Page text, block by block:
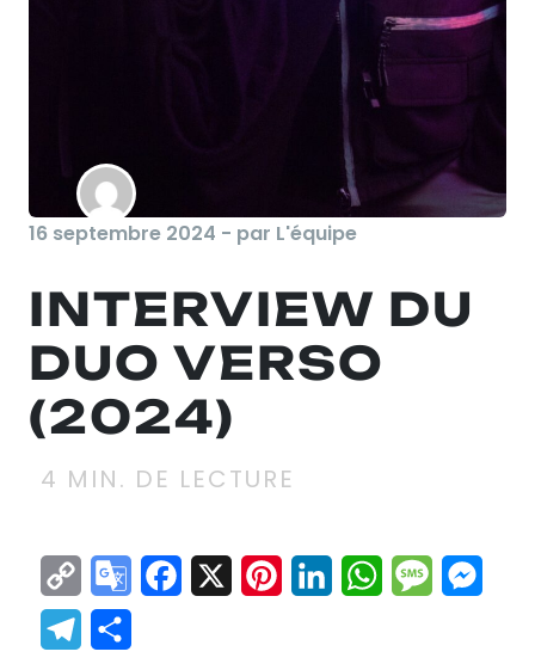
16 septembre 2024 - par L'équipe
INTERVIEW DU
DUO VERSO
(2024)
4 MIN. DE LECTURE
Copy
Link
GoogleFacebook
X Pinterest
LinkedInWhatsApp
Telegram